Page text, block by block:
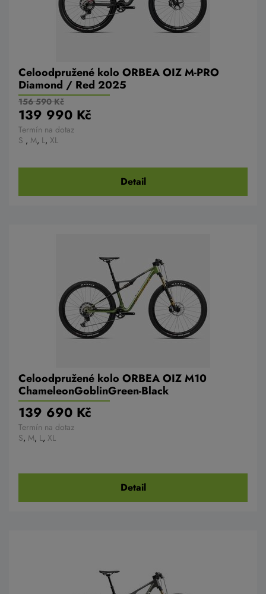
Celoodpružené kolo ORBEA OIZ M-PRO
Diamond / Red 2025
156 590 Kč
139 990 Kč
Termín na dotaz
S , M, L, XL
Detail
Celoodpružené kolo ORBEA OIZ M10
ChameleonGoblinGreen-Black
139 690 Kč
Termín na dotaz
S, M, L, XL
Detail